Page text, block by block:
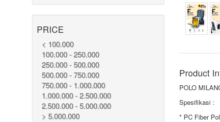
PRICE
< 100.000
100.000 - 250.000
250.000 - 500.000
500.000 - 750.000
750.000 - 1.000.000
1.000.000 - 2.500.000
2.500.000 - 5.000.000
> 5.000.000
Product
POLO
Spesifikasi :
* PC Fiber